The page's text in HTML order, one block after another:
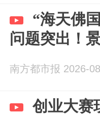
“海天佛
问题突出！
南方都市报 2026-
创业大赛